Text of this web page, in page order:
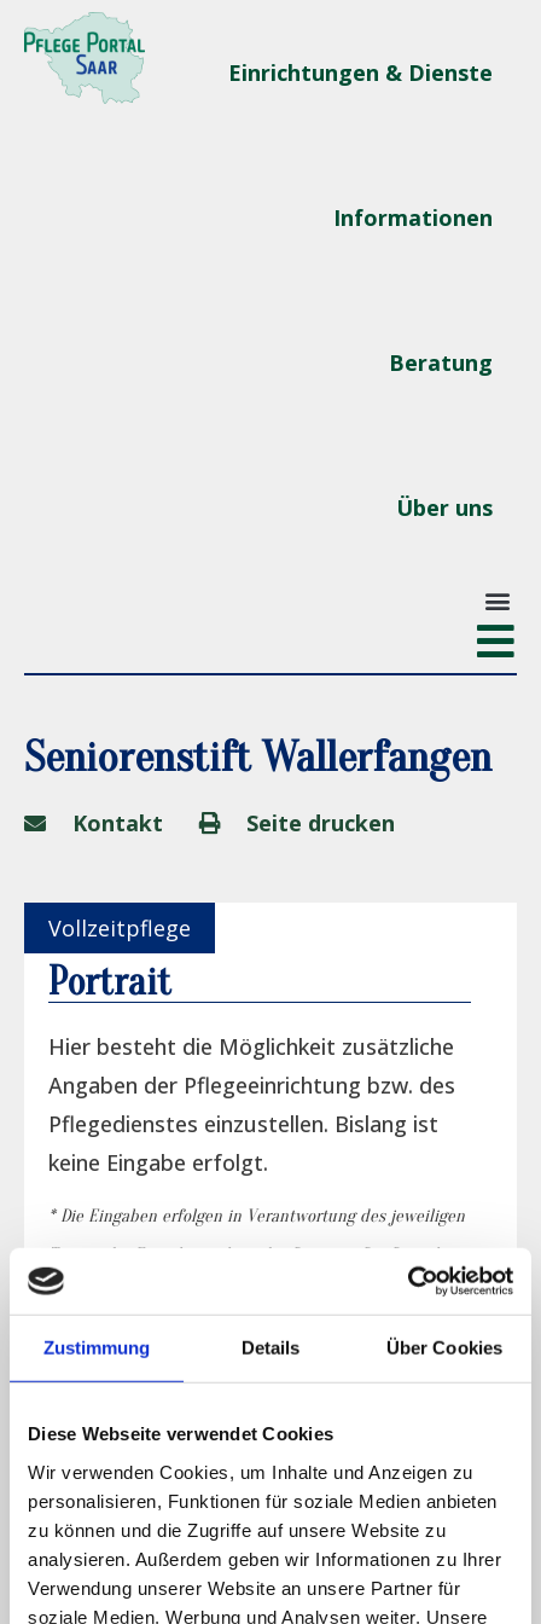
Zustimmung Details Über Cookies
Diese Webseite verwendet Cookies
Wir verwenden Cookies, um Inhalte und Anzeigen zu
personalisieren, Funktionen für soziale Medien anbieten
zu können und die Zugriffe auf unsere Website zu
analysieren. Außerdem geben wir Informationen zu Ihrer
Verwendung unserer Website an unsere Partner für
soziale Medien, Werbung und Analysen weiter. Unsere
Einrichtungen & Dienste
Informationen
Beratung
Über uns
Seniorenstift Wallerfangen
Kontakt Seite drucken
Vollzeitpflege
Portrait
Hier besteht die Möglichkeit zusätzliche
Angaben der Pflegeeinrichtung bzw. des
Pflegedienstes einzustellen. Bislang ist
keine Eingabe erfolgt.
* Die Eingaben erfolgen in Verantwortung des jeweiligen
Trägers der Einrichtung bzw. des Dienstes. Der Betreiber
der Seite übernimmt für die Eingaben keine Gewähr bzw.
Belegungsplan
Verfügbarkeit
Es liegen keine aktuellen Daten vor.